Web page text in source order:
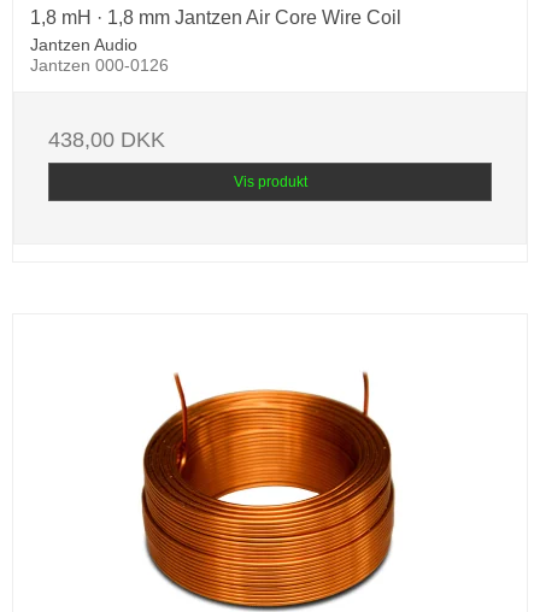
1,8 mH · 1,8 mm Jantzen Air Core Wire Coil
Jantzen Audio
Jantzen 000-0126
438,00 DKK
Vis produkt